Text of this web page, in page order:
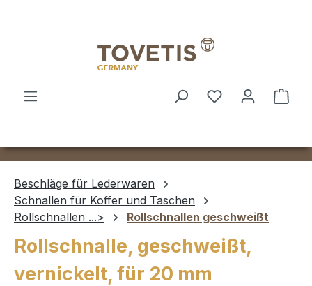
Beschläge für Lederwaren
Schnallen für Koffer und Taschen
Rollschnallen ...>
Rollschnallen geschweißt
Rollschnalle, geschweißt,
vernickelt, für 20 mm